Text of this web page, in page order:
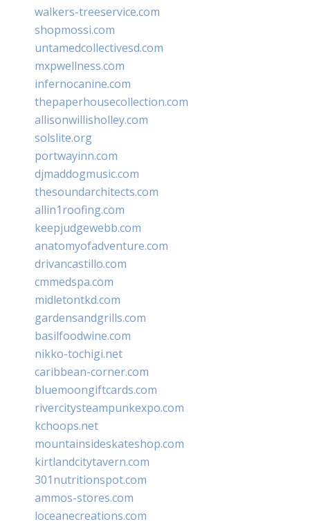
walkers-treeservice.com
shopmossi.com
untamedcollectivesd.com
mxpwellness.com
infernocanine.com
thepaperhousecollection.com
allisonwillisholley.com
solslite.org
portwayinn.com
djmaddogmusic.com
thesoundarchitects.com
allin1roofing.com
keepjudgewebb.com
anatomyofadventure.com
drivancastillo.com
cmmedspa.com
midletontkd.com
gardensandgrills.com
basilfoodwine.com
nikko-tochigi.net
caribbean-corner.com
bluemoongiftcards.com
rivercitysteampunkexpo.com
kchoops.net
mountainsideskateshop.com
kirtlandcitytavern.com
301nutritionspot.com
ammos-stores.com
loceanecreations.com